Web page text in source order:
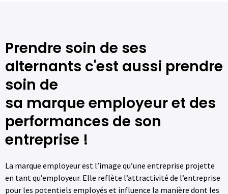
Prendre soin de ses
alternants c'est aussi prendre
soin de
sa marque employeur et des
performances de son
entreprise !
La marque employeur est l’image qu’une entreprise projette
en tant qu’employeur. Elle reflète l’attractivité de l’entreprise
pour les potentiels employés et influence la manière dont les